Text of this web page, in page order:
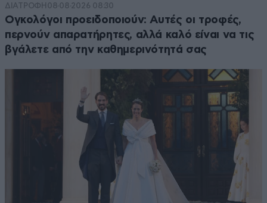
ΔΙΑΤΡΟΦΗ 08·08·2026 08:30
Ογκολόγοι προειδοποιούν: Αυτές οι τροφές,
περνούν απαρατήρητες, αλλά καλό είναι να τις
βγάλετε από την καθημερινότητά σας